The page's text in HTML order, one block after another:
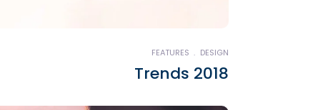
DESIGN
FEATURES
Trends 2018